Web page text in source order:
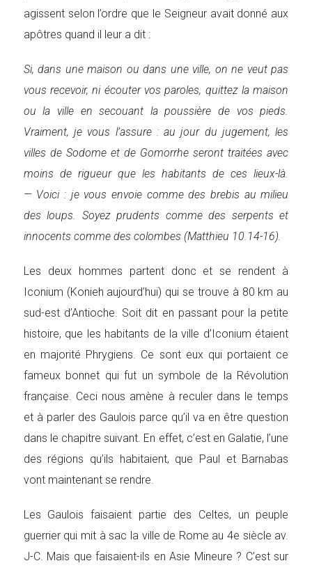
agissent selon l’ordre que le Seigneur avait donné aux
apôtres quand il leur a dit :
Si, dans une maison ou dans une ville, on ne veut pas
vous recevoir, ni écouter vos paroles, quittez la maison
ou la ville en secouant la poussière de vos pieds.
Vraiment, je vous l’assure : au jour du jugement, les
villes de Sodome et de Gomorrhe seront traitées avec
moins de rigueur que les habitants de ces lieux-là.
— Voici : je vous envoie comme des brebis au milieu
des loups. Soyez prudents comme des serpents et
innocents comme des colombes (Matthieu 10.14-16).
Les deux hommes partent donc et se rendent à
Iconium (Konieh aujourd’hui) qui se trouve à 80 km au
sud-est d’Antioche. Soit dit en passant pour la petite
histoire, que les habitants de la ville d’Iconium étaient
en majorité Phrygiens. Ce sont eux qui portaient ce
fameux bonnet qui fut un symbole de la Révolution
française. Ceci nous amène à reculer dans le temps
et à parler des Gaulois parce qu’il va en être question
dans le chapitre suivant. En effet, c’est en Galatie, l’une
des régions qu’ils habitaient, que Paul et Barnabas
vont maintenant se rendre.
Les Gaulois faisaient partie des Celtes, un peuple
guerrier qui mit à sac la ville de Rome au 4e siècle av.
J-C. Mais que faisaient-ils en Asie Mineure ? C’est sur